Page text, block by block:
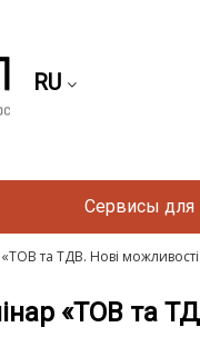
RU
Сервисы для
та ТДВ. Нові можливості
«ТОВ та